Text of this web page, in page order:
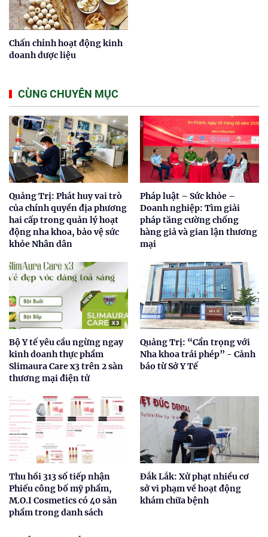
Chấn chỉnh hoạt động kinh
doanh dược liệu
CÙNG CHUYÊN MỤC
Quảng Trị: Phát huy vai trò
của chính quyền địa phương
hai cấp trong quản lý hoạt
động nha khoa, bảo vệ sức
khỏe Nhân dân
Pháp luật – Sức khỏe –
Doanh nghiệp: Tìm giải
pháp tăng cường chống
hàng giả và gian lận thương
mại
Bộ Y tế yêu cầu ngừng ngay
kinh doanh thực phẩm
Slimaura Care x3 trên 2 sàn
thương mại điện tử
Quảng Trị: “Cẩn trọng với
Nha khoa trái phép” - Cảnh
báo từ Sở Y Tế
Thu hồi 313 số tiếp nhận
Phiếu công bố mỹ phẩm,
M.O.I Cosmetics có 40 sản
phẩm trong danh sách
Đắk Lắk: Xử phạt nhiều cơ
sở vi phạm về hoạt động
khám chữa bệnh